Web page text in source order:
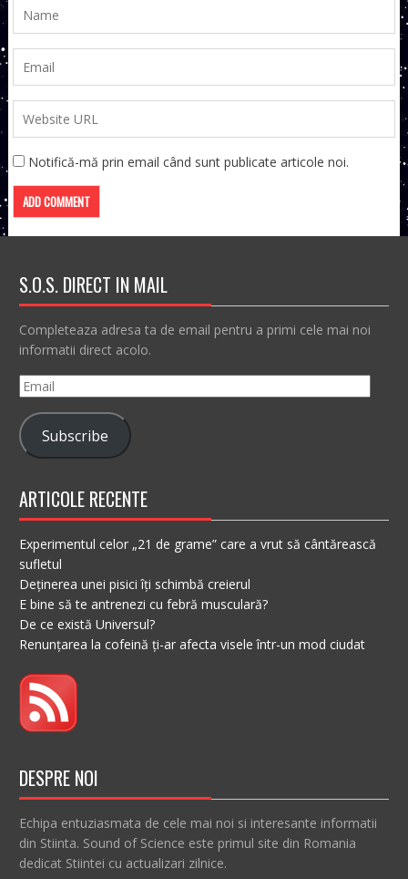
Notifică-mă prin email când sunt publicate articole noi.
S.O.S. DIRECT IN MAIL
Completeaza adresa ta de email pentru a primi cele mai noi
informatii direct acolo.
Email
Subscribe
ARTICOLE RECENTE
Experimentul celor „21 de grame” care a vrut să cântărească
sufletul
Deținerea unei pisici îți schimbă creierul
E bine să te antrenezi cu febră musculară?
De ce există Universul?
Renunțarea la cofeină ți-ar afecta visele într-un mod ciudat
DESPRE NOI
Echipa entuziasmata de cele mai noi si interesante informatii
din Stiinta. Sound of Science este primul site din Romania
dedicat Stiintei cu actualizari zilnice.